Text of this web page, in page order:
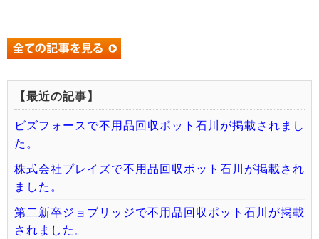
【最近の記事】
ビズフォースで不用品回収ポット石川が掲載されまし
た。
株式会社プレイズで不用品回収ポット石川が掲載され
ました。
第二新卒ジョブリッジで不用品回収ポット石川が掲載
されました。